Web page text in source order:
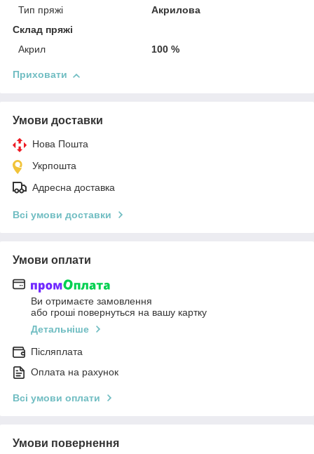
Тип пряжі
Акрилова
Склад пряжі
Акрил
100 %
Приховати
Умови доставки
Нова Пошта
Укрпошта
Адресна доставка
Всі умови доставки
Умови оплати
Ви отримаєте замовлення
або гроші повернуться на вашу картку
Детальніше
Післяплата
Оплата на рахунок
Всі умови оплати
Умови повернення